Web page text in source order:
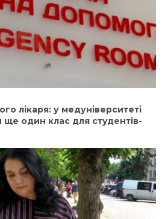
лікаря: у медуніверситеті
ще один клас для студентів-